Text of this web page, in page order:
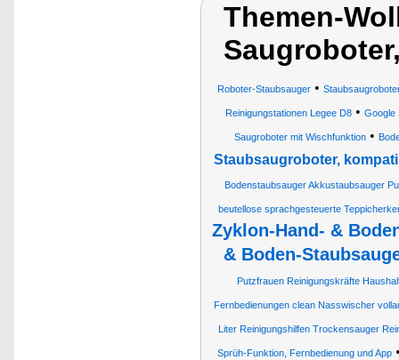
Themen-
Roboter-Staubsauger•
Reinigungstationen Legee D8• Google
Saugroboter mit Wischfunktion •
Staubsaugroboter,
Bodenstaubsauger Akkustaubsauger
beutellose sprachgesteuerte
Zyklon-Hand- &
& Boden-
Putzfrauen Reinigungskräfte
Fernbedienungen clean Nasswischer
Liter Reinigungshilfen Trockensauger
Sprüh-Funktion, Fernbedienung und App